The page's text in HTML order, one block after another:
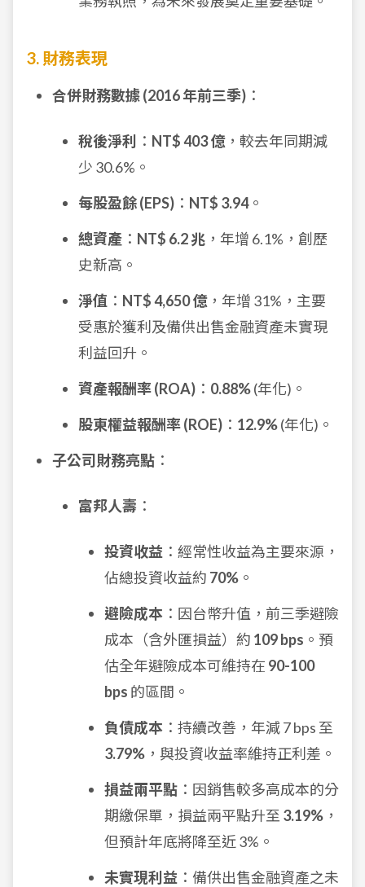
3. 財務表現
合併財務數據 (2016 年前三季) ：
稅後淨利 ： NT$ 403 億，較去年同期減
少 30.6%。
每股盈餘 (EPS) ： NT$ 3.94。
總資產 ： NT$ 6.2 兆 ，年增 6.1%，創歷
史新高。
淨值 ： NT$ 4,650 億，年增 31%，主要
受惠於獲利及備供出售金融資產未實現
利益回升。
資產報酬率 (ROA) ： 0.88%(年化)。
股東權益報酬率 (ROE) ： 12.9%(年化)。
子公司財務亮點 ：
富邦人壽 ：
投資收益 ：經常性收益為主要來源，
佔總投資收益約 70% 。
避險成本 ：因台幣升值，前三季避險
成本（含外匯損益）約 109 bps 。預
估全年避險成本可維持在 90-100
bps 的區間。
負債成本 ：持續改善，年減 7 bps 至
3.79% ，與投資收益率維持正利差。
損益兩平點 ：因銷售較多高成本的分
期繳保單，損益兩平點升至 3.19% ，
但預計年底將降至近 3%。
未實現利益 ：備供出售金融資產之未